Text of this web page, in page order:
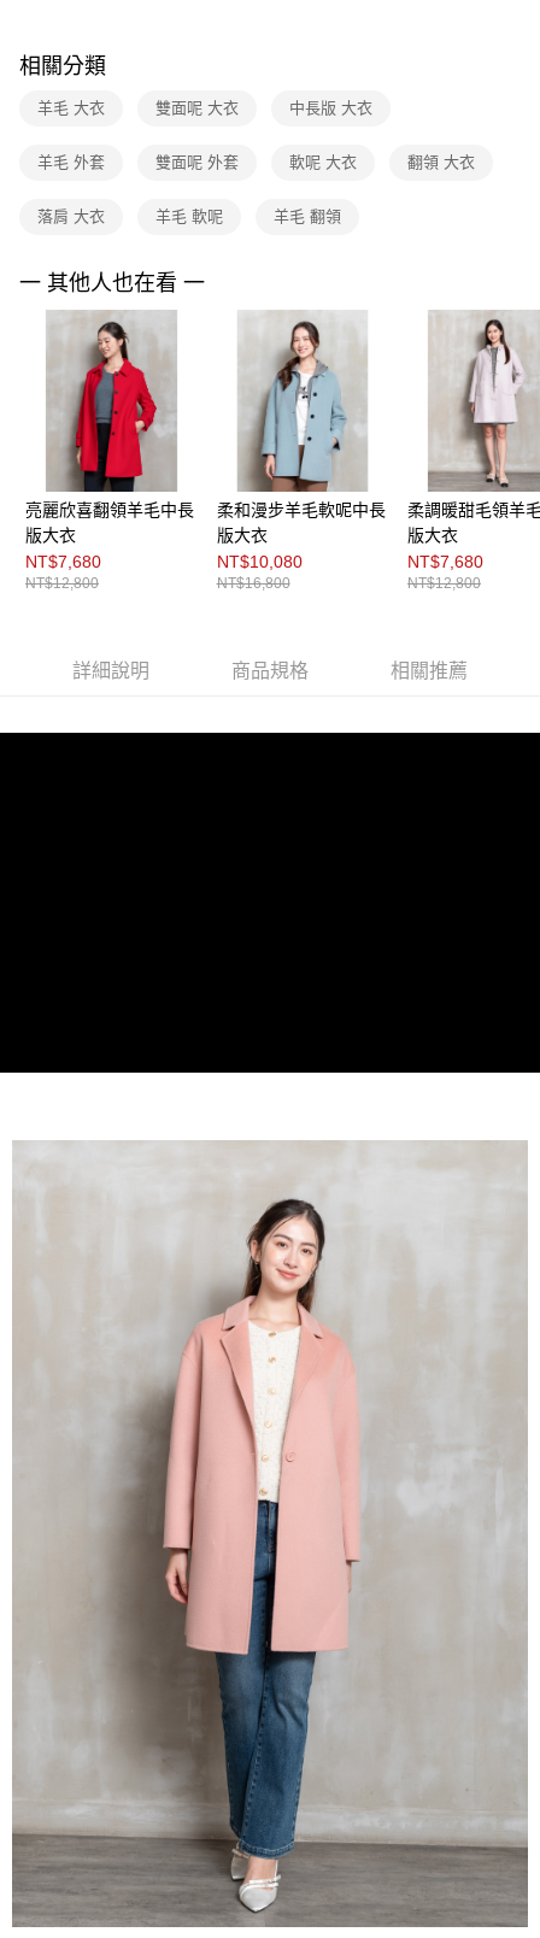
購買商品的店家。未經商家同意取消之訂單仍視為有效，需透過AFTEE先享
後付繳納相關費用。
※ 交易是否成功請以「AFTEE先享後付 」之結帳頁面顯示為準，若有關於
１．透過由恩沛科技股份有限公司提供之「AFTEE先享後付」服務完成之交
２．關於個人資料處理事宜，請瀏覽以下網址：
https://aftee.tw/terms/#terms3
３．未成年的使用者請事先徵得法定代理人或監護人之同意方可使用
「AFTEE先享後付」，若未經同意申辦者引起之損失，本公司不負相關責
４．使用「AFTEE先享後付」時，將依據個別帳號之用戶狀況，依本公司即
時審查核予不同之上限額度；若仍有額度不足之情形，本公司將視審查結果
請求用戶進行身份認證。
５．嚴禁一人註冊多個帳號或使用他人資訊註冊。若發現惡意使用之情形，
恩沛科技股份有限公司將有權停止該用戶之使用額度並採取法律行動。
每筆NT$90，滿NT$3,600(含以上)免運費
離島宅配 (蘭嶼恕不配送)
免運費
相關分類
羊毛 大衣 雙面呢 大衣 中長版 大衣
羊毛 外套 雙面呢 外套 軟呢 大衣 翻領 大衣
落肩 大衣 羊毛 軟呢 羊毛 翻領
一 其他人也在看 一
亮麗欣喜翻領羊毛中長
版大衣
NT$7,680
NT$12,800
柔和漫步羊毛軟呢中長
版大衣
NT$10,080
NT$16,800
柔調暖甜毛領羊
版大衣
NT$7,680
NT$12,800
詳細說明 商品規格 相關推薦